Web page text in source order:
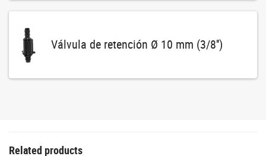
Válvula de retención Ø 10 mm (3/8'')
Related products